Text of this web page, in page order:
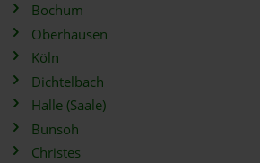
Bochum
Oberhausen
Köln
Dichtelbach
Halle (Saale)
Bunsoh
Christes